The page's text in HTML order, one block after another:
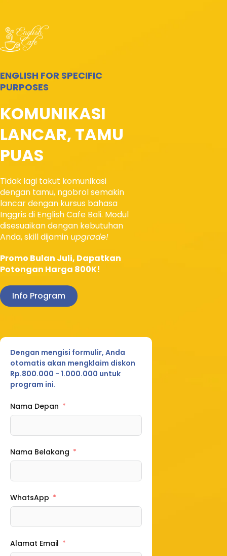
ENGLISH FOR SPECIFIC
PURPOSES
KOMUNIKASI
LANCAR, TAMU
PUAS
Tidak lagi takut komunikasi
dengan tamu, ngobrol semakin
lancar dengan kursus bahasa
Inggris di English Cafe Bali. Modul
disesuaikan dengan kebutuhan
Anda, skill dijamin upgrade!
Promo Bulan Juli, Dapatkan
Potongan Harga 800K!
Info Program
Dengan mengisi formulir, Anda
otomatis akan mengklaim diskon
Rp.800.000 - 1.000.000 untuk
program ini.
Nama Depan
Nama Belakang
WhatsApp
Alamat Email